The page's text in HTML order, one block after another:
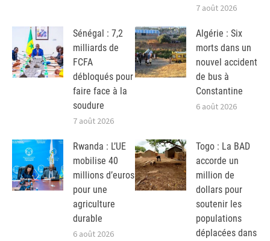
7 août 2026
Sénégal : 7,2
milliards de
FCFA
débloqués pour
faire face à la
soudure
7 août 2026
Algérie : Six
morts dans un
nouvel accident
de bus à
Constantine
6 août 2026
Rwanda : L’UE
mobilise 40
millions d’euros
pour une
agriculture
durable
6 août 2026
Togo : La BAD
accorde un
million de
dollars pour
soutenir les
populations
déplacées dans